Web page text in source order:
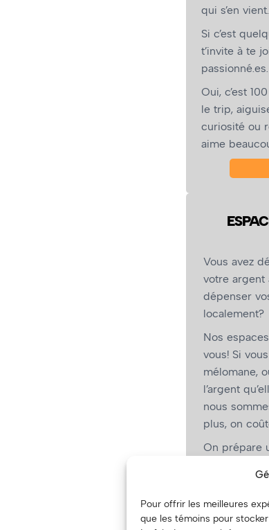
Pour offrir les meilleures
que les témoins pour
qui s’en vient.
Si c’est
t’invite à te
passionné.es.
Oui, c’est
le trip,
curiosité ou
aime
Vous avez
votre argent
dépenser
localement?
Nos
vous! Si
mélomane,
l’argent
nous
plus, on
On prépare
vous, les